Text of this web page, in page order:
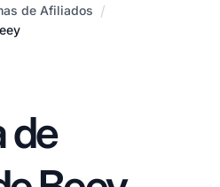
de Afiliados /
de